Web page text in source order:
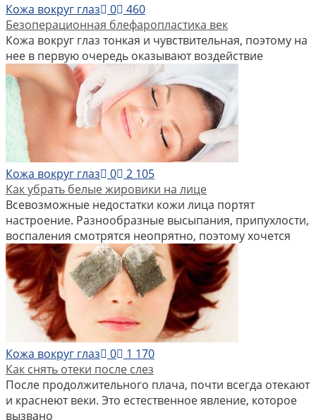
Кожа вокруг глаз 0
460
Безоперационная блефаропластика век
Кожа вокруг глаз тонкая и чувствительная, поэтому на
нее в первую очередь оказывают воздействие
Кожа вокруг глаз 0
2 105
Как убрать белые жировики на лице
Всевозможные недостатки кожи лица портят
настроение. Разнообразные высыпания, припухлости,
воспаления смотрятся неопрятно, поэтому хочется
Кожа вокруг глаз 0
1 170
Как снять отеки после слез
После продолжительного плача, почти всегда отекают
и краснеют веки. Это естественное явление, которое
вызвано